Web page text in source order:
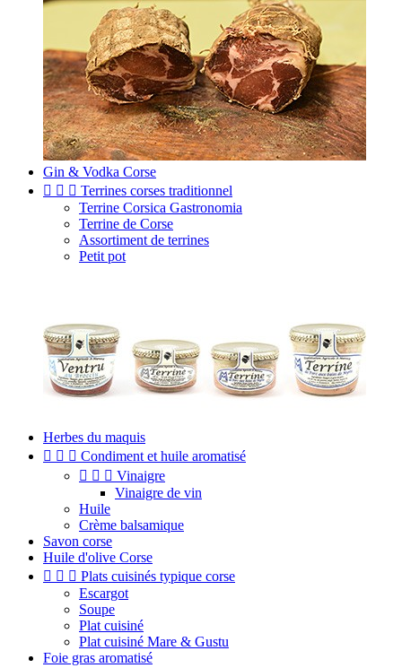
Gin & Vodka Corse
   Terrines corses traditionnel
Terrine Corsica Gastronomia
Terrine de Corse
Assortiment de terrines
Petit pot
Herbes du maquis
   Condiment et huile aromatisé
   Vinaigre
Vinaigre de vin
Huile
Crème balsamique
Savon corse
Huile d'olive Corse
   Plats cuisinés typique corse
Escargot
Soupe
Plat cuisiné
Plat cuisiné Mare & Gustu
Foie gras aromatisé